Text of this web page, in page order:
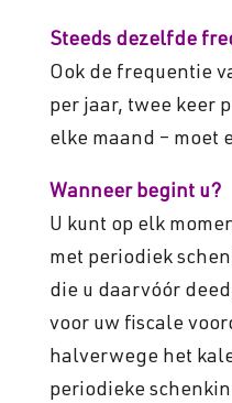
Steeds dezelfde
Ook de frequentie
per jaar, twee keer
elke maand – moet
Wanneer begint u?
U kunt op elk
met periodiek
die u daarvóór
voor uw fiscale
halverwege het
periodieke